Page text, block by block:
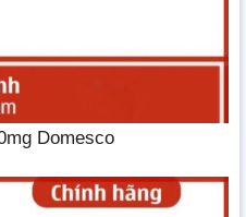
Domesco